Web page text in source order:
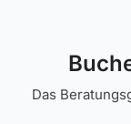
Das